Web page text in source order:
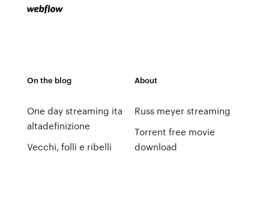
On the blog
One day streaming ita
altadefinizione
Vecchi, folli e ribelli
About
Russ meyer streaming
Torrent free movie
download